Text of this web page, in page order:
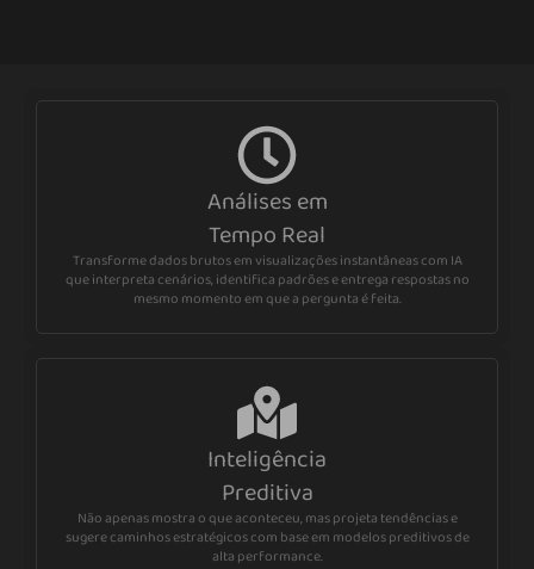
Análises em
Tempo Real
Transforme dados brutos em visualizações instantâneas com IA
que interpreta cenários, identifica padrões e entrega respostas no
mesmo momento em que a pergunta é feita.
Inteligência
Preditiva
Não apenas mostra o que aconteceu, mas projeta tendências e
sugere caminhos estratégicos com base em modelos preditivos de
alta performance.